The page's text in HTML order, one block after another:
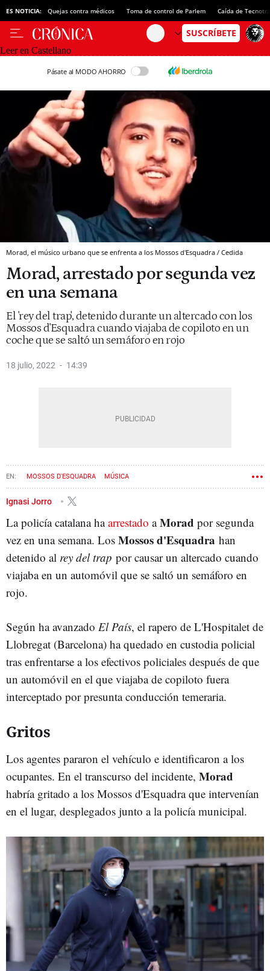
ES NOTICIA: Quejas contra médicos Toma de control de Parlem Caída de
Leer en Castellano
Pásate al MODO AHORRO
Morad, el músico urbano que se enfrenta a los Mossos d'Esquadra / Cedida
Morad, arrestado por segunda vez
en una semana
El 'rey del trap', detenido durante un altercado con los
Mossos d'Esquadra cuando viajaba de copiloto en un
coche que se saltó un semáforo en rojo
18 julio, 2022 14:39
MOSSOS D'ESQUADRA MÚSICA
Ignasi Jorro
La policía catalana haarrestado aMorad por segunda
vez en una semana. Los Mossos d'Esquadra han
detenido al rey del trap por causar un altercado cuando
viajaba en un automóvil que se saltó un semáforo en
rojo.
Según ha avanzado El País, el rapero de L'Hospitalet de
Llobregat (Barcelona) ha quedado en custodia policial
tras enfrentarse a los efectivos policiales después de que
un automóvil en el que viajaba de copiloto fuera
interceptado por presunta conducción temeraria.
Gritos
Los agentes pararon el vehículo e identificaron a los
ocupantes. En el transcurso del incidente, Morad
habría gritado a los Mossos d'Esquadra que intervenían
en el lugar, desplegados junto a la policía municipal.